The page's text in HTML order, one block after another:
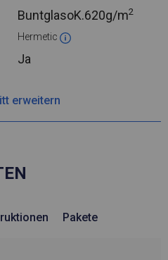
BuntglasoK.620g/m2
Hermetic
Ja
erweitern
Pakete